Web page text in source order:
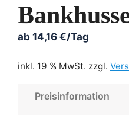
ab 14,16 €/Tag
inkl. 19 % MwSt. zzgl.
Preisinformation